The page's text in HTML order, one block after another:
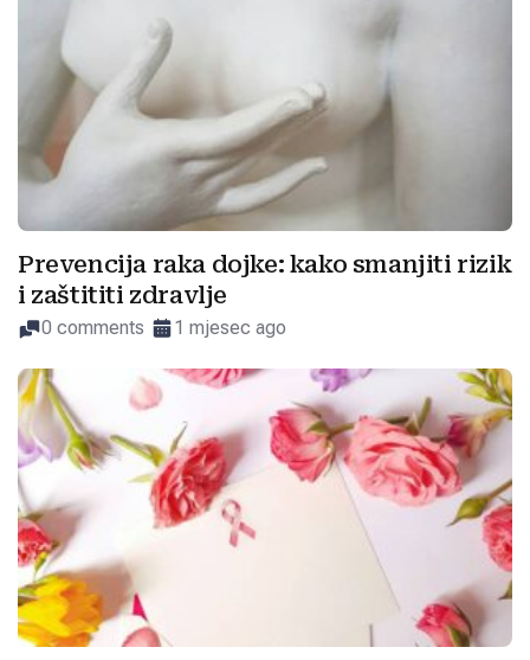
Prevencija raka dojke: kako smanjiti rizik
i zaštititi zdravlje
0 comments 1 mjesec ago